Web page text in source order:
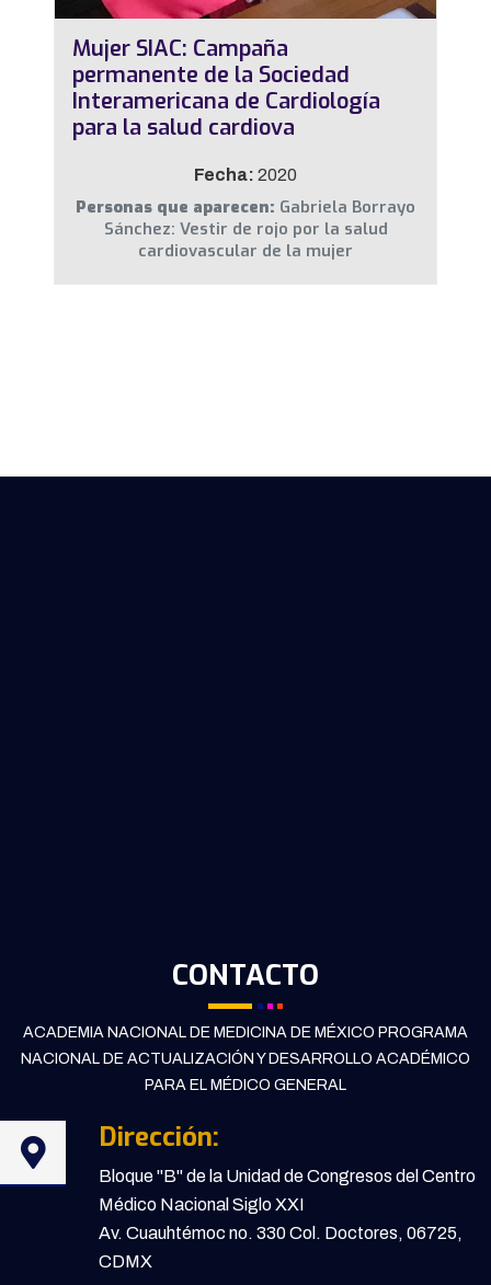
Mujer SIAC: Campaña
permanente de la Sociedad
Interamericana de Cardiología
para la salud cardiova
Fecha: 2020
Personas que aparecen: Gabriela Borrayo
Sánchez: Vestir de rojo por la salud
cardiovascular de la mujer
CONTACTO
ACADEMIA NACIONAL DE MEDICINA DE MÉXICO PROGRAMA
NACIONAL DE ACTUALIZACIÓN Y DESARROLLO ACADÉMICO
PARA EL MÉDICO GENERAL
Dirección:
Bloque "B" de la Unidad de Congresos del Centro
Médico Nacional Siglo XXI
Av. Cuauhtémoc no. 330 Col. Doctores, 06725,
CDMX